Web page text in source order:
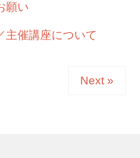
願い
主催講座について
Next »